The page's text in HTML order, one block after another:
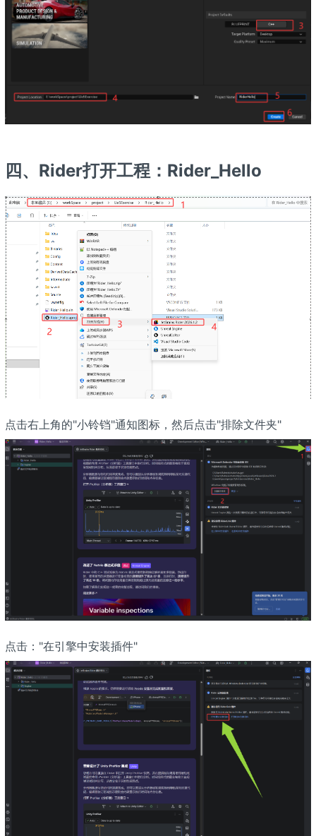
四、Rider打开工程：Rider_Hello
点击右上角的"小铃铛"通知图标，然后点击"排除文件夹"
点击："在引擎中安装插件"